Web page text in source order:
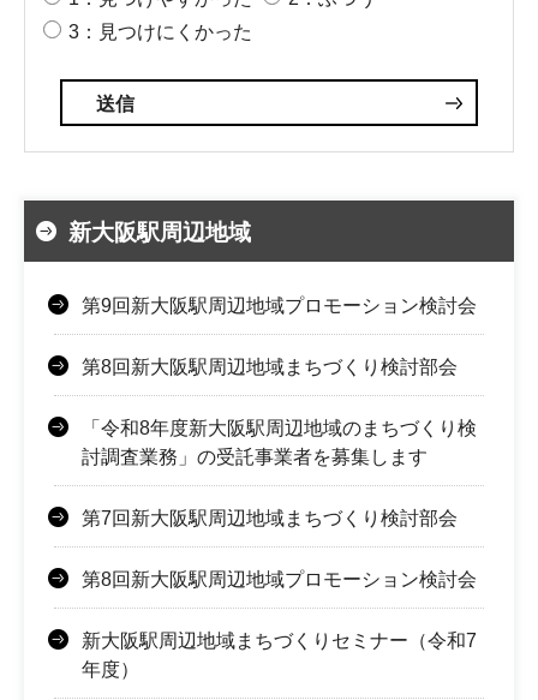
3：見つけにくかった
新大阪駅周辺地域
第9回新大阪駅周辺地域プロモーション検討会
第8回新大阪駅周辺地域まちづくり検討部会
「令和8年度新大阪駅周辺地域のまちづくり検
討調査業務」の受託事業者を募集します
第7回新大阪駅周辺地域まちづくり検討部会
第8回新大阪駅周辺地域プロモーション検討会
新大阪駅周辺地域まちづくりセミナー（令和7
年度）